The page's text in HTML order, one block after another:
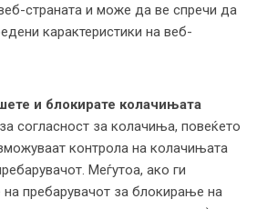
страната и може да ве спречи да
карактеристики на веб-
и блокирате колачињата
согласност за колачиња, повеќето
контрола на колачињата
Меѓутоа, ако ги
на пребарувачот за блокирање на